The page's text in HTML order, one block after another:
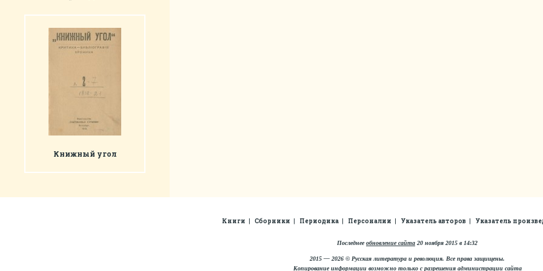
Книжный угол
Книги Сборники Периодика Персоналии Указатель авторов Указатель
Последнееобновление сайта 20 ноября 2015 в 14:32
2015 — 2026 © Русская литература и революция. Все права защищены.
Копирование информации возможно только с разрешения администрации сайта